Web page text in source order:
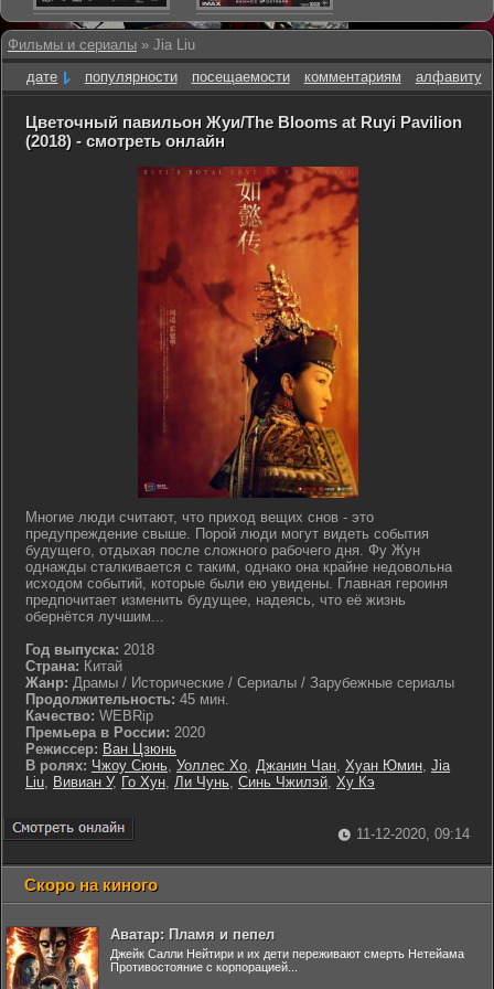
Фильмы и сериалы » Jia Liu
дате
популярности посещаемости комментариям алфавиту
Цветочный павильон Жуи/The Blooms at Ruyi Pavilion
(2018) - смотреть онлайн
Многие люди считают, что приход вещих снов - это
предупреждение свыше. Порой люди могут видеть события
будущего, отдыхая после сложного рабочего дня. Фу Жун
однажды сталкивается с таким, однако она крайне недовольна
исходом событий, которые были ею увидены. Главная героиня
предпочитает изменить будущее, надеясь, что её жизнь
обернётся лучшим...
Год выпуска: 2018
Страна: Китай
Жанр: Драмы / Исторические / Сериалы / Зарубежные сериалы
Продолжительность: 45 мин.
Качество: WEBRip
Премьера в России: 2020
Режиссер: Ван Цзюнь
В ролях: Чжоу Сюнь, Уоллес Хо, Джанин Чан, Хуан Юмин, Jia
Liu, Вивиан У, Го Хун, Ли Чунь, Синь Чжилэй, Ху Кэ
11-12-2020, 09:14
Скоро на киного
Аватар: Пламя и пепел
Джейк Салли Нейтири и их дети переживают смерть Нетейама
Противостояние с корпорацией...